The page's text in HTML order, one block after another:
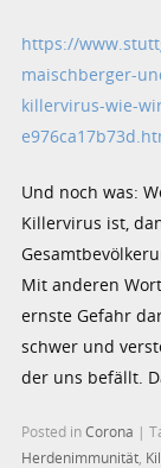
https://
maischberger-
killervirus-wie-
Und noch was:
Killervirus ist,
Mit anderen
ernste Gefahr
schwer und
der uns befällt.
Posted inCorona |
Herdenimmunität